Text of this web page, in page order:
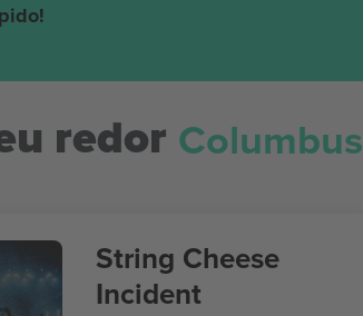
redor Columbus
String Cheese
Incident